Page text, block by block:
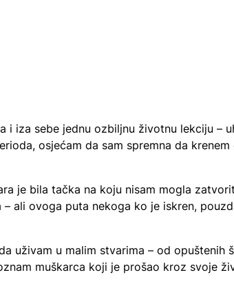
i iza sebe jednu ozbiljnu životnu lekciju –
osjećam da sam spremna da
je bila tačka na koju nisam mogla
ali ovoga puta nekoga ko je iskren,
uživam u malim stvarima – od opuštenih
muškarca koji je prošao kroz svoje